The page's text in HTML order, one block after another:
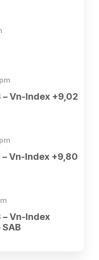
– Vn-Index +9,02
– Vn-Index +9,80
– Vn-Index